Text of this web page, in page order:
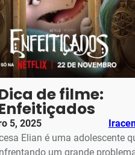
de filme:
5, 2025
Elian é uma adolescente
um grande